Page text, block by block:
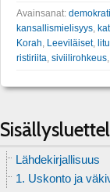
Avainsanat:
kansallismielisyys,
Korah, Leeviläiset,
ristiriita, siviilirohkeus,
Lähdekirjallisuus
1. Uskonto ja